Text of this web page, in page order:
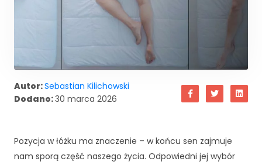
Autor:Sebastian Kilichowski
Dodano:30 marca 2026
Pozycja w łóżku ma znaczenie – w końcu sen zajmuje
nam sporą część naszego życia. Odpowiedni jej wybór